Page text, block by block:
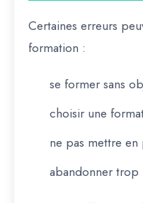
Certaines erreurs
formation :
se former sans
choisir une
ne pas mettre
abandonner